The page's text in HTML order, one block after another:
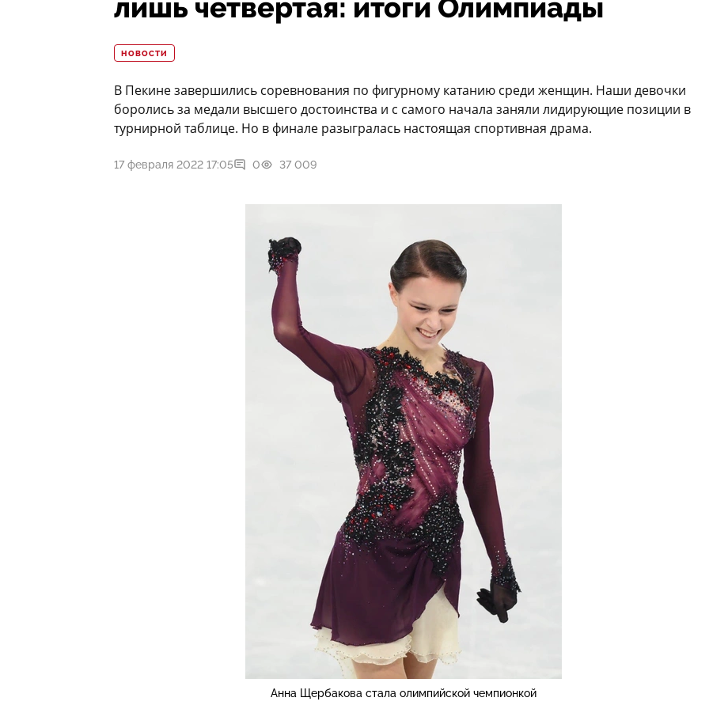
лишь четвертая: итоги Олимпиады
НОВОСТИ
В Пекине завершились соревнования по фигурному катанию среди женщин. Наши девочки
боролись за медали высшего достоинства и с самого начала заняли лидирующие позиции в
турнирной таблице. Но в финале разыгралась настоящая спортивная драма.
17 февраля 2022 17:05 0 37 009
Анна Щербакова стала олимпийской чемпионкой